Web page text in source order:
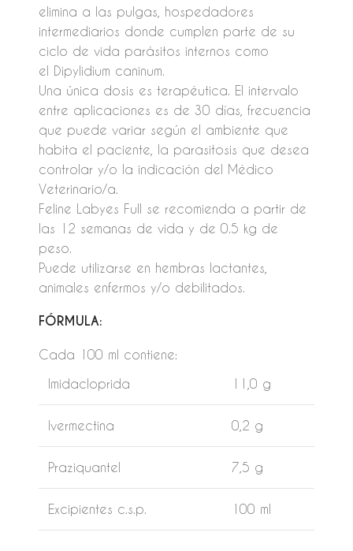
elimina a las pulgas, hospedadores
intermediarios donde cumplen parte de su
ciclo de vida parásitos internos como
el Dipylidium caninum.
Una única dosis es terapéutica. El intervalo
entre aplicaciones es de 30 días, frecuencia
que puede variar según el ambiente que
habita el paciente, la parasitosis que desea
controlar y/o la indicación del Médico
Veterinario/a.
Feline Labyes Full se recomienda a partir de
las 12 semanas de vida y de 0.5 kg de
peso.
Puede utilizarse en hembras lactantes,
animales enfermos y/o debilitados.
FÓRMULA:
Cada 100 ml contiene:
Imidacloprida
11,0 g
Ivermectina 0,2 g
Praziquantel 7,5 g
Excipientes c.s.p. 100 ml